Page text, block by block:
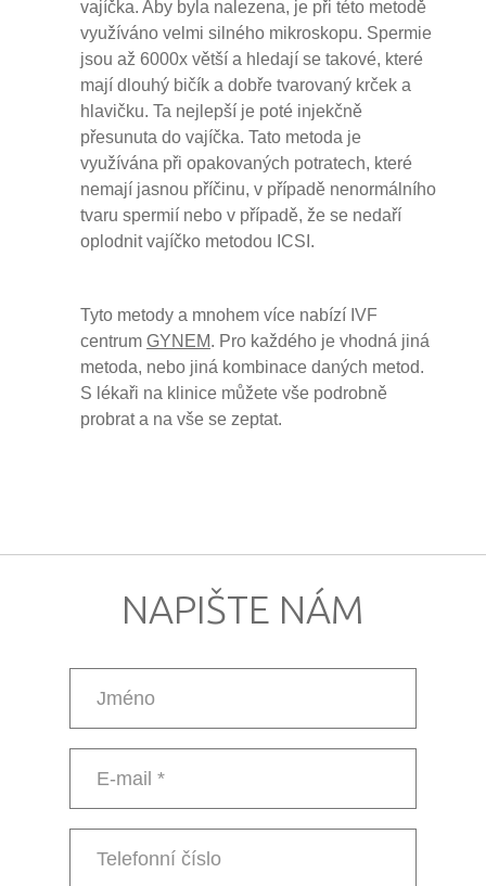
vajíčka. Aby byla nalezena, je při této metodě
využíváno velmi silného mikroskopu. Spermie
jsou až 6000x větší a hledají se takové, které
mají dlouhý bičík a dobře tvarovaný krček a
hlavičku. Ta nejlepší je poté injekčně
přesunuta do vajíčka. Tato metoda je
využívána při opakovaných potratech, které
nemají jasnou příčinu, v případě nenormálního
tvaru spermií nebo v případě, že se nedaří
oplodnit vajíčko metodou ICSI.
Tyto metody a mnohem více nabízí IVF
centrum GYNEM. Pro každého je vhodná jiná
metoda, nebo jiná kombinace daných metod.
S lékaři na klinice můžete vše podrobně
probrat a na vše se zeptat.
NAPIŠTE NÁM